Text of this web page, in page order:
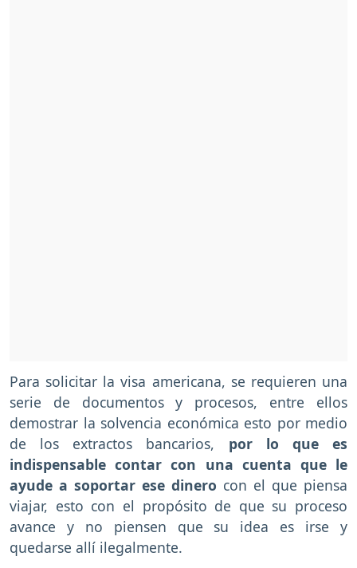
Para solicitar la visa americana, se requieren una
serie de documentos y procesos, entre ellos
demostrar la solvencia económica esto por medio
de los extractos bancarios, por lo que es
indispensable contar con una cuenta que le
ayude a soportar ese dinero con el que piensa
viajar, esto con el propósito de que su proceso
avance y no piensen que su idea es irse y
quedarse allí ilegalmente.